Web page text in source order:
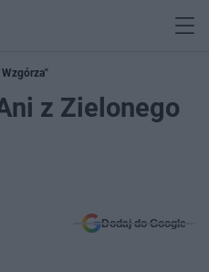
z Zielonego
Dodaj do Google